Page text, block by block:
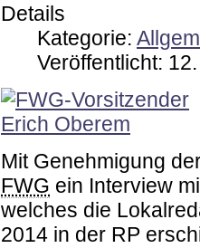
Details
Kategorie:
Veröffentlicht:
Mit Genehmigung
FWG ein Interview
welches die
2014 in der RP